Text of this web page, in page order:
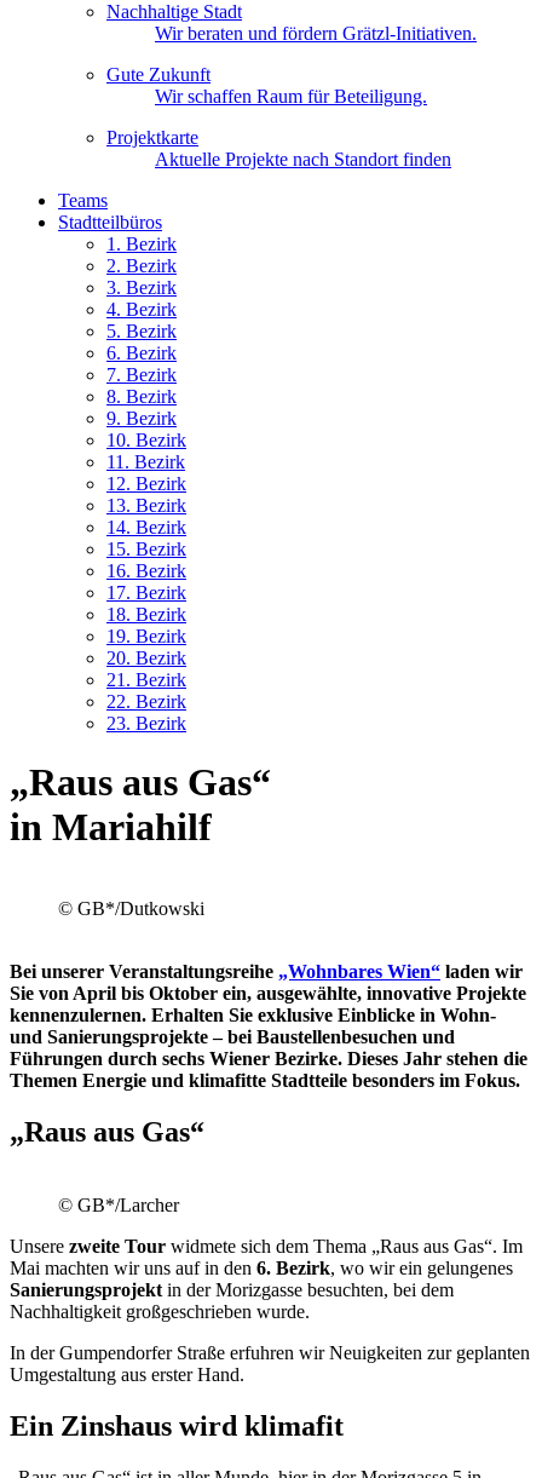
Nachhaltige Stadt
Wir beraten und fördern Grätzl-Initiativen.
Gute Zukunft
Wir schaffen Raum für Beteiligung.
Projektkarte
Aktuelle Projekte nach Standort finden
Teams
Stadtteilbüros
1. Bezirk
2. Bezirk
3. Bezirk
4. Bezirk
5. Bezirk
6. Bezirk
7. Bezirk
8. Bezirk
9. Bezirk
10. Bezirk
11. Bezirk
12. Bezirk
13. Bezirk
14. Bezirk
15. Bezirk
16. Bezirk
17. Bezirk
18. Bezirk
19. Bezirk
20. Bezirk
21. Bezirk
22. Bezirk
23. Bezirk
„Raus aus Gas“
in Mariahilf
© GB*/Dutkowski
Bei unserer Veranstaltungsreihe „Wohnbares Wien“ laden wir
Sie von April bis Oktober ein, ausgewählte, innovative Projekte
kennenzulernen. Erhalten Sie exklusive Einblicke in Wohn-
und Sanierungsprojekte – bei Baustellenbesuchen und
Führungen durch sechs Wiener Bezirke. Dieses Jahr stehen die
Themen Energie und klimafitte Stadtteile besonders im Fokus.
„Raus aus Gas“
© GB*/Larcher
Unsere zweite Tour widmete sich dem Thema „Raus aus Gas“. Im
Mai machten wir uns auf in den 6. Bezirk, wo wir ein gelungenes
Sanierungsprojekt in der Morizgasse besuchten, bei dem
Nachhaltigkeit großgeschrieben wurde.
In der Gumpendorfer Straße erfuhren wir Neuigkeiten zur geplanten
Umgestaltung aus erster Hand.
Ein Zinshaus wird klimafit